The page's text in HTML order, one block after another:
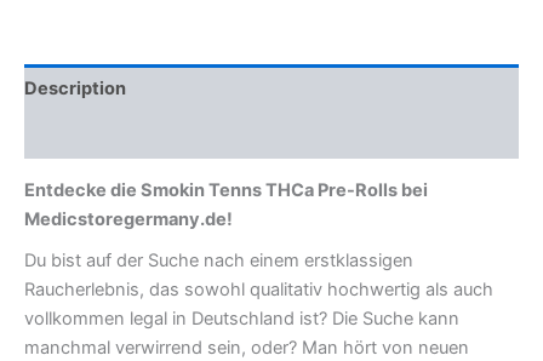
Description
Entdecke die Smokin Tenns THCa Pre-Rolls bei
Medicstoregermany.de!
Du bist auf der Suche nach einem erstklassigen
Raucherlebnis, das sowohl qualitativ hochwertig als auch
vollkommen legal in Deutschland ist? Die Suche kann
manchmal verwirrend sein, oder? Man hört von neuen